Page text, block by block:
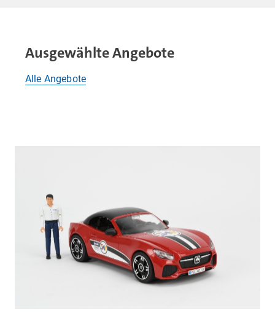
Ausgewählte Angebote
Alle Angebote